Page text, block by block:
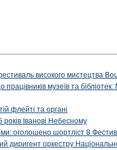
високого мистецтва
працівників музеїв та
флейті та органі
Іванові Небесному
оголошено шортліст 8
диригент оркестру